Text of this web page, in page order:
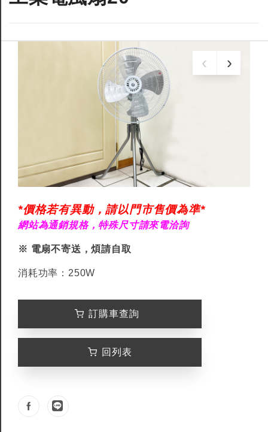
*價格若有異動，請以門市售價為準*
網站為通銷規格，特殊尺寸請來電洽詢
※ 電扇不寄送，煩請自取
消耗功率：250W
訂購車查詢
回列表